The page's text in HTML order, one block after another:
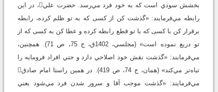
بخشش سودي است که به خود فرد مي‌رسد. حضرت علي، در اين
رابطه مي‌فرمايند: «گذشت كن از كسى كه به تو ظلم كرده، رابطه
برقرار كن با كسى كه با تو قطع رابطه كرده و عطا كن به كسى كه از
تو دريغ نموده است» (مجلسي، 1402ق، ج 75، ص 71). همچنين،
مي‌فرمايند: «گذشت نقش خود اصلاحي دارد و حتي افراد فرومايه را
تباه‌تر مي‌کند» (همان، ج 74، ص 419). در همين راستا امام صادق
مي‌فرمايند: «گذشت موجب آقا و سرور شدن فرد مي‌شود يعني